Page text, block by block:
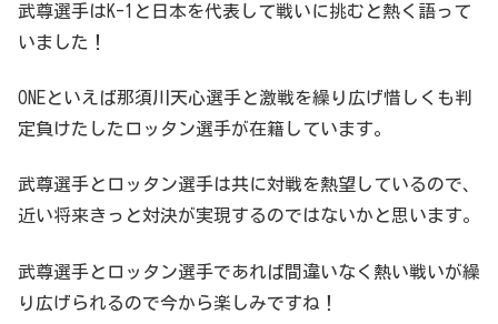
武尊選手はK-1と日本を代表して戦いに挑むと熱く語って
いました！
ONEといえば那須川天心選手と激戦を繰り広げ惜しくも判
定負けたしたロッタン選手が在籍しています。
武尊選手とロッタン選手は共に対戦を熱望しているので、
近い将来きっと対決が実現するのではないかと思います。
武尊選手とロッタン選手であれば間違いなく熱い戦いが繰
り広げられるので今から楽しみですね！